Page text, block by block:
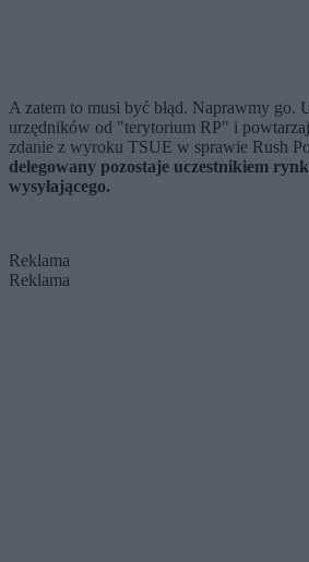
A zatem to musi być błąd. Naprawmy go.
urzędników od "terytorium RP" i
zdanie z wyroku TSUE w sprawie Rush
delegowany pozostaje uczestnikiem
wysyłającego.
Reklama
Reklama